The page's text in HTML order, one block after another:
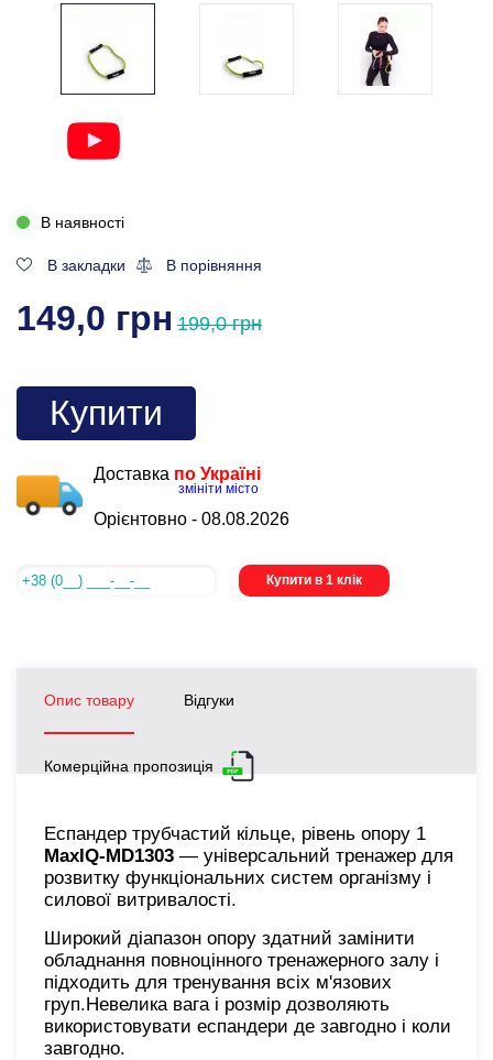
В наявності
В закладки В порівняння
149,0 грн 199,0 грн
Купити
Доставка по Україні
змініти місто
Орієнтовно - 08.08.2026
Купити в 1 клік
Опис товару Відгуки
Комерційна пропозиція
Еспандер трубчастий кільце, рівень опору 1
MaxIQ-MD1303 — універсальний тренажер для
розвитку функціональних систем організму і
силової витривалості.
Широкий діапазон опору здатний замінити
обладнання повноцінного тренажерного залу і
підходить для тренування всіх м'язових
груп.Невелика вага і розмір дозволяють
використовувати еспандери де завгодно і коли
завгодно.